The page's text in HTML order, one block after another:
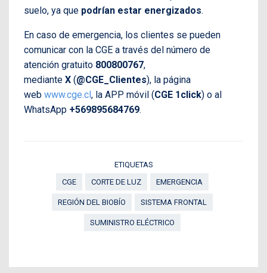
suelo, ya que podrían estar energizados.
En caso de emergencia, los clientes se pueden
comunicar con la CGE a través del número de
atención gratuito 800800767,
mediante X (@CGE_Clientes), la página
web www.cge.cl , la APP móvil (CGE 1click) o al
WhatsApp +569895684769.
ETIQUETAS
CGE
CORTE DE LUZ EMERGENCIA
REGIÓN DEL BIOBÍO SISTEMA FRONTAL
SUMINISTRO ELÉCTRICO